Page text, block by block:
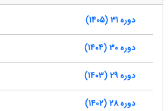
دوره 31 (1405)
دوره 30 (1404)
دوره 29 (1403)
دوره 28 (1402)